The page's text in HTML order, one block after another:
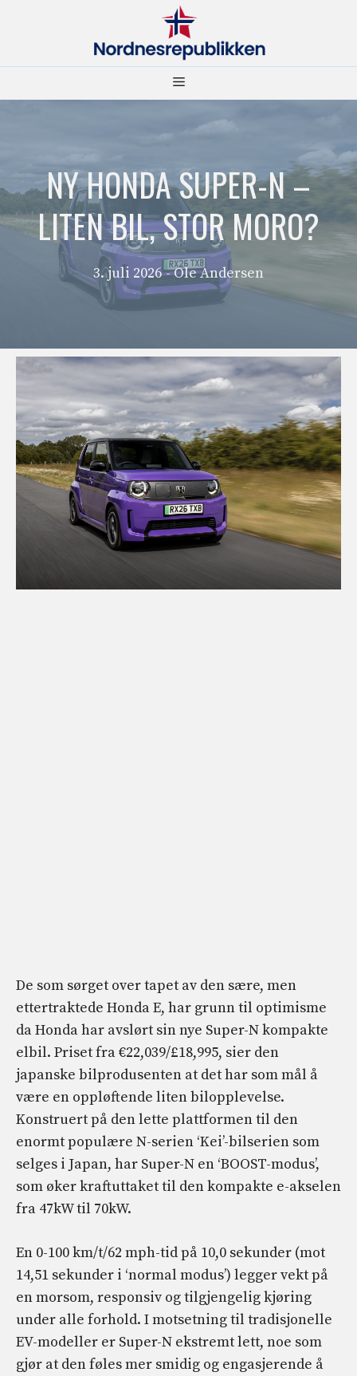
Meny
NY HONDA SUPER-N –
LITEN BIL, STOR MORO?
3. juli 2026 - Ole Andersen
De som sørget over tapet av den sære, men
ettertraktede Honda E, har grunn til optimisme
da Honda har avslørt sin nye Super-N kompakte
elbil. Priset fra €22,039/£18,995, sier den
japanske bilprodusenten at det har som mål å
være en oppløftende liten bilopplevelse.
Konstruert på den lette plattformen til den
enormt populære N-serien ‘Kei’-bilserien som
selges i Japan, har Super-N en ‘BOOST-modus’,
som øker kraftuttaket til den kompakte e-akselen
fra 47kW til 70kW.
En 0-100 km/t/62 mph-tid på 10,0 sekunder (mot
14,51 sekunder i ‘normal modus’) legger vekt på
en morsom, responsiv og tilgjengelig kjøring
under alle forhold. I motsetning til tradisjonelle
EV-modeller er Super-N ekstremt lett, noe som
gjør at den føles mer smidig og engasjerende å